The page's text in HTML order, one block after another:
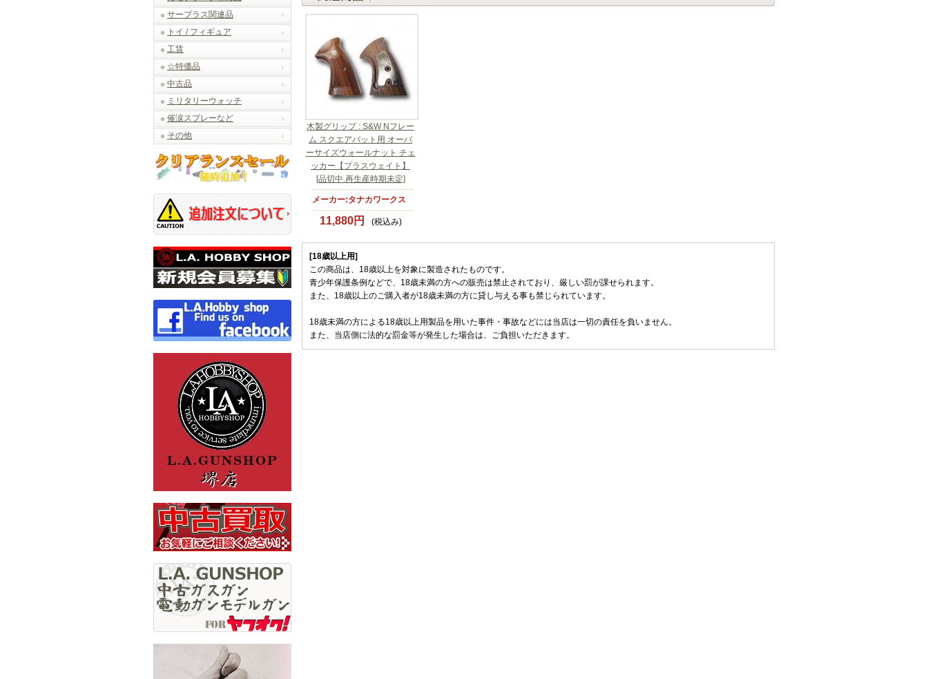
サープラス関連品
トイ / フィギュア
工賃
☆特価品
中古品
ミリタリーウォッチ
催涙スプレーなど
その他
木製グリップ : S&W Nフレー
ム スクエアバット用 オーバ
ーサイズウォールナット チェ
ッカー【プラスウェイト】
[品切中.再生産時期未定]
メーカー:タナカワークス
11,880円 (税込み)
[18歳以上用]
この商品は、18歳以上を対象に製造されたものです。
青少年保護条例などで、18歳未満の方への販売は禁止されており、厳しい罰が課せられます。
また、18歳以上のご購入者が18歳未満の方に貸し与える事も禁じられています。
18歳未満の方による18歳以上用製品を用いた事件・事故などには当店は一切の責任を負いません。
また、当店側に法的な罰金等が発生した場合は、ご負担いただきます。